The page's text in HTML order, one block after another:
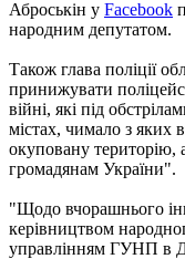
Аброськін у Facebook
народним депутатом.
Також глава поліції
принижувати
війні, які під
містах, чимало з яких
окуповану територію,
громадянам України".
"Щодо вчорашнього
керівництвом
управлінням ГУНП в